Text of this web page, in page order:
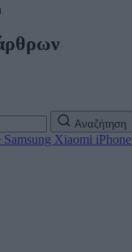
Αναζήτηση
Samsung Xiaomi iPhone